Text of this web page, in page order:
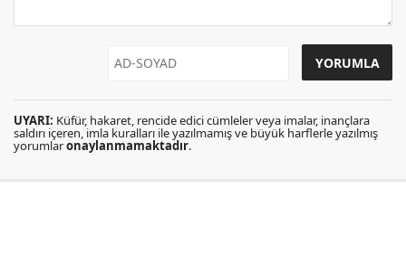
UYARI: Küfür, hakaret, rencide edici cümleler veya imalar, inançlara
saldırı içeren, imla kuralları ile yazılmamış ve büyük harflerle yazılmış
yorumlaronaylanmamaktadır.